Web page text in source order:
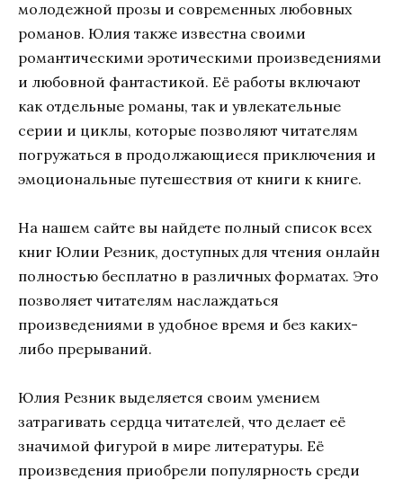
молодежной прозы и современных любовных
романов. Юлия также известна своими
романтическими эротическими произведениями
и любовной фантастикой. Её работы включают
как отдельные романы, так и увлекательные
серии и циклы, которые позволяют читателям
погружаться в продолжающиеся приключения и
эмоциональные путешествия от книги к книге.
На нашем сайте вы найдете полный список всех
книг Юлии Резник, доступных для чтения онлайн
полностью бесплатно в различных форматах. Это
позволяет читателям наслаждаться
произведениями в удобное время и без каких-
либо прерываний.
Юлия Резник выделяется своим умением
затрагивать сердца читателей, что делает её
значимой фигурой в мире литературы. Её
произведения приобрели популярность среди